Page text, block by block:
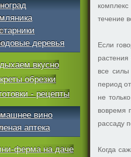
течение
Если
все силы
период
не
вовремя
рассаду
Когда
деревья
вкусно
обрезки
- рецепты
вино
аптека
ферма на даче